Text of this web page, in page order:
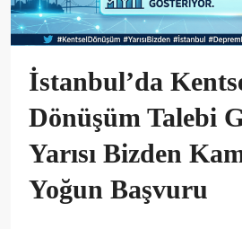
İstanbul’da
Dönüşüm Talebi
Yarısı Bizden
Yoğun Başvuru